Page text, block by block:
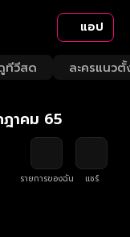
แอป
ทีวีสด ละครแนวตั้
:
Rate
ฎาคม 65
รายการของฉัน
แชร์